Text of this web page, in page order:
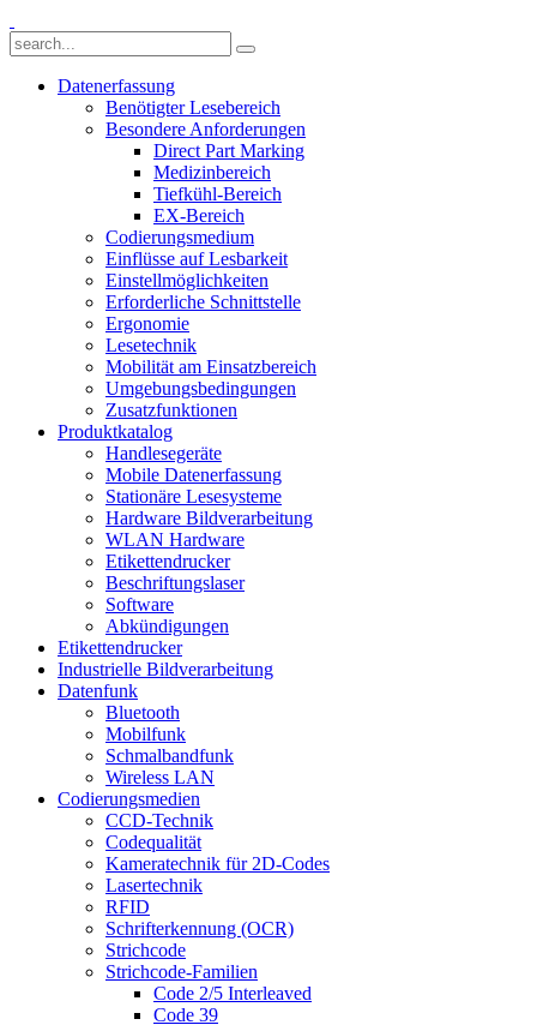
Datenerfassung
Benötigter Lesebereich
Besondere Anforderungen
Direct Part Marking
Medizinbereich
Tiefkühl-Bereich
EX-Bereich
Codierungsmedium
Einflüsse auf Lesbarkeit
Einstellmöglichkeiten
Erforderliche Schnittstelle
Ergonomie
Lesetechnik
Mobilität am Einsatzbereich
Umgebungsbedingungen
Zusatzfunktionen
Produktkatalog
Handlesegeräte
Mobile Datenerfassung
Stationäre Lesesysteme
Hardware Bildverarbeitung
WLAN Hardware
Etikettendrucker
Beschriftungslaser
Software
Abkündigungen
Etikettendrucker
Industrielle Bildverarbeitung
Datenfunk
Bluetooth
Mobilfunk
Schmalbandfunk
Wireless LAN
Codierungs­medien
CCD-Technik
Codequalität
Kameratechnik für 2D-Codes
Lasertechnik
RFID
Schrifterkennung (OCR)
Strichcode
Strichcode-Familien
Code 2/5 Interleaved
Code 39